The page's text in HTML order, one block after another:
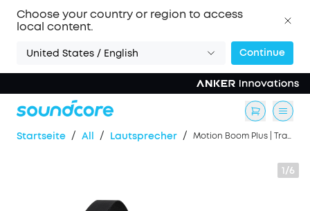
Choose your country or region to access
local content.
United States / English Continue
Startseite / All / Lautsprecher / Motion Boom Plus | Tragbarer Lautsprecher für draußen
1/6